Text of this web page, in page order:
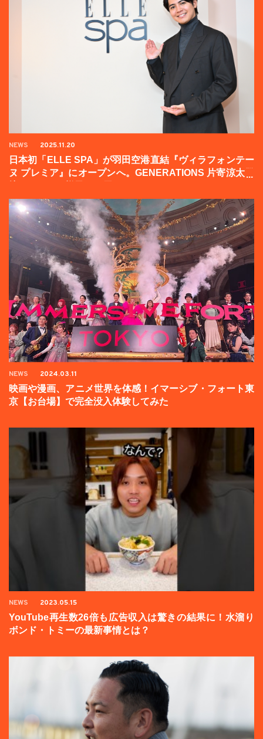
NEWS 2025.11.20
日本初「ELLE SPA」が羽田空港直結『ヴィラフォンテー
ヌ プレミア』にオープンへ。GENERATIONS 片寄涼太登
NEWS 2024.03.11
映画や漫画、アニメ世界を体感！イマーシブ・フォート東
京【お台場】で完全没入体験してみた
NEWS 2023.05.15
YouTube再生数26倍も広告収入は驚きの結果に！水溜り
ボンド・トミーの最新事情とは？